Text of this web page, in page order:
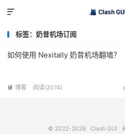

标签：奶昔机场订阅
如何使用 Nexitally 奶昔机场翻墙？
 博客 阅读(2074)
© 2022-2026 Clash GUI